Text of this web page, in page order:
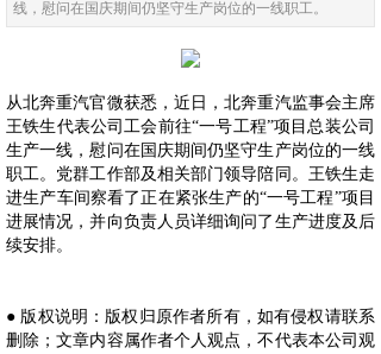
线，慰问在国庆期间仍坚守生产岗位的一线职工。
从北奔重汽官微获悉，近日，北奔重汽监事会主席
王铁生代表公司工会前往“一号工程”项目总装公司
生产一线，慰问在国庆期间仍坚守生产岗位的一线
职工。党群工作部及相关部门领导陪同。王铁生走
进生产车间察看了正在紧张生产的“一号工程”项目
进展情况，并向负责人员详细询问了生产进度及后
续安排。
● 版权说明：版权归原作者所有，如有侵权请联系
删除；文章内容属作者个人观点，不代表本公司观